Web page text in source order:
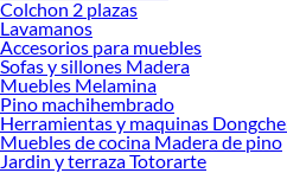
Encuentra una amplia variedad de
Sodimac. Encuentra todo lo necesario para
decoración. ¡Visítanos y haz tus ideas
Colchon 2 plazas
Lavamanos
Accesorios para muebles
Sofas y sillones Madera
Muebles Melamina
Pino machihembrado
Herramientas y maquinas
Muebles de cocina Madera de pino
Jardin y terraza Totorarte